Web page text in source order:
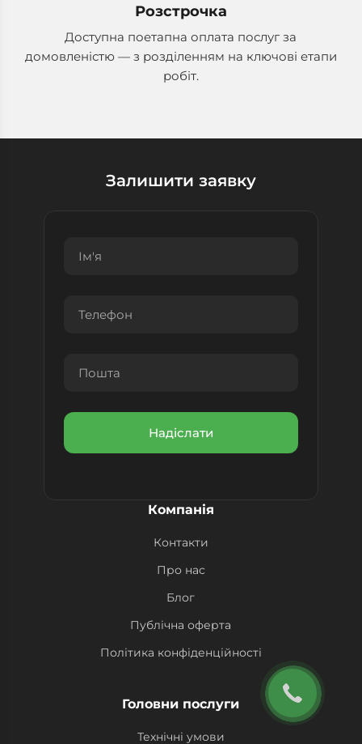
Розстрочка
Доступна поетапна оплата послуг за
домовленістю — з розділенням на ключові етапи
робіт.
Залишити заявку
Компанія
Контакти
Про нас
Блог
Публічна оферта
Політика конфіденційності
Головни послуги
Технічні умови